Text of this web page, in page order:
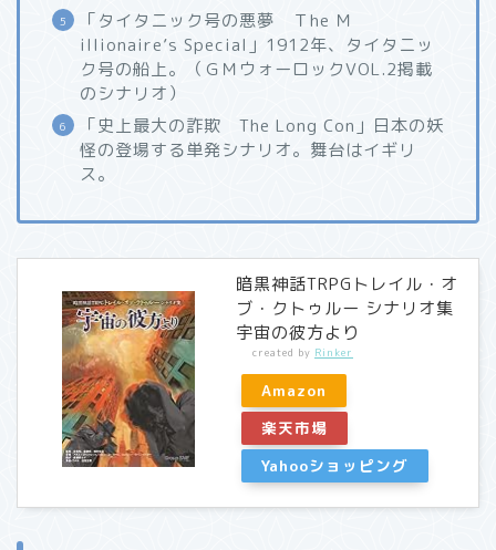
「タイタニック号の悪夢 Ｔhe Ｍ
illionaire’s Special」1912年、タイタニッ
ク号の船上。（ＧＭウォーロックVOL.2掲載
のシナリオ）
「史上最大の詐欺 The Long Con」日本の妖
怪の登場する単発シナリオ。舞台はイギリ
ス。
暗黒神話TRPGトレイル・オ
ブ・クトゥルー シナリオ集
宇宙の彼方より
created by Rinker
Amazon
楽天市場
Yahooショッピング